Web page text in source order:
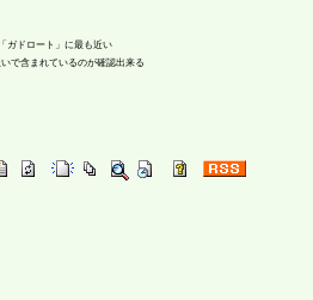
ガドロート」に最も近い
で含まれているのが確認出来る